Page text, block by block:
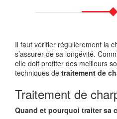
Il faut vérifier régulièrement la
s’assurer de sa longévité.
elle doit profiter des meilleurs
techniques de traitement de
Traitement de
Quand et pourquoi traiter sa